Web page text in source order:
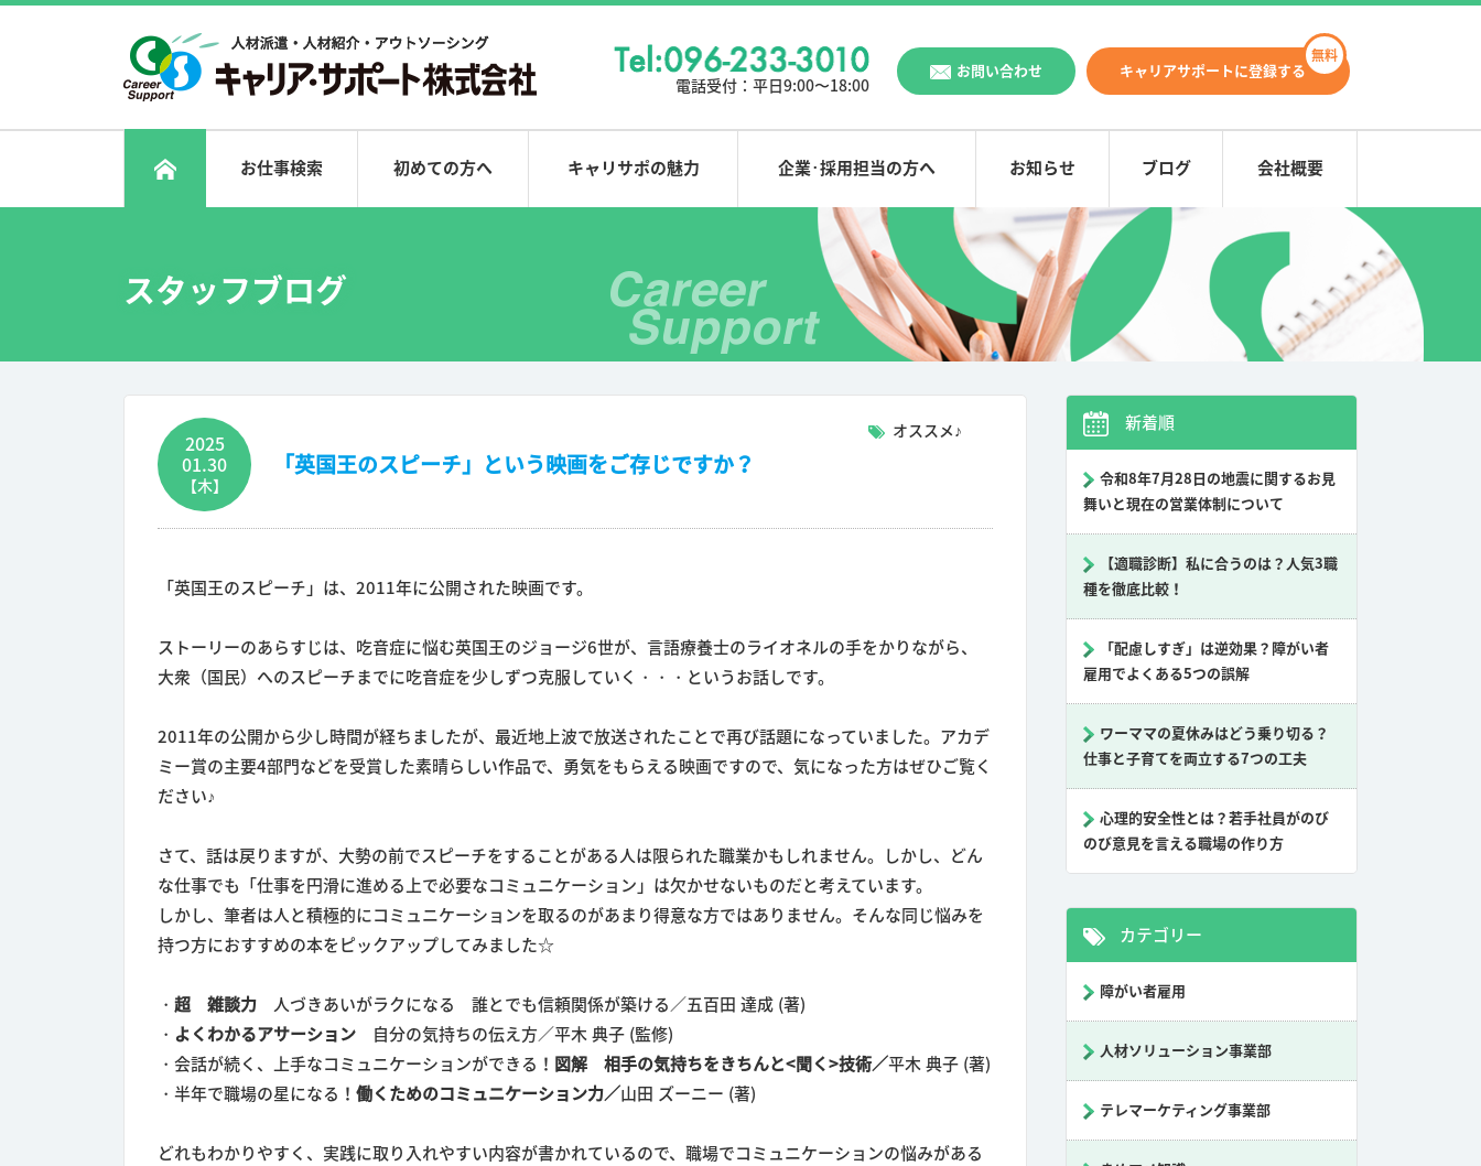
電話受付： 平日9:00〜18:00
お問い合わせ キャリアサポートに登録する
お仕事検索 初めての方へ キャリサポの魅力 企業･採用担当の方へ お知らせ ブログ 会社概要
スタッフブログ
2025
01.30
【木】
「英国王のスピーチ」という映画をご存じですか？
オススメ♪
「英国王のスピーチ」は、2011年に公開された映画です。
ストーリーのあらすじは、吃音症に悩む英国王のジョージ6世が、言語療養士のライオネルの手をかりながら、
大衆（国民）へのスピーチまでに吃音症を少しずつ克服していく・・・というお話しです。
2011年の公開から少し時間が経ちましたが、最近地上波で放送されたことで再び話題になっていました。アカデ
ミー賞の主要4部門などを受賞した素晴らしい作品で、勇気をもらえる映画ですので、気になった方はぜひご覧く
ださい♪
さて、話は戻りますが、大勢の前でスピーチをすることがある人は限られた職業かもしれません。しかし、どん
な仕事でも「仕事を円滑に進める上で必要なコミュニケーション」は欠かせないものだと考えています。
しかし、筆者は人と積極的にコミュニケーションを取るのがあまり得意な方ではありません。そんな同じ悩みを
持つ方におすすめの本をピックアップしてみました☆
・ 超 雑談力 人づきあいがラクになる 誰とでも信頼関係が築ける／ 五百田 達成 (著)
・ よくわかるアサーション 自分の気持ちの伝え方／平木 典子 (監修)
・会話が続く、上手なコミュニケーションができる！ 図解 相手の気持ちをきちんと<聞く>技術／平木 典子 (著)
・半年で職場の星になる！ 働くためのコミュニケーション力／ 山田 ズーニー (著)
どれもわかりやすく、実践に取り入れやすい内容が書かれているので、職場でコミュニケーションの悩みがある
新着順
令和8年7月28日の地震に関するお見
舞いと現在の営業体制について
【適職診断】私に合うのは？人気3職
種を徹底比較！
「配慮しすぎ」は逆効果？障がい者
雇用でよくある5つの誤解
ワーママの夏休みはどう乗り切る？
仕事と子育てを両立する7つの工夫
心理的安全性とは？若手社員がのび
のび意見を言える職場の作り方
カテゴリー
障がい者雇用
人材ソリューション事業部
テレマーケティング事業部